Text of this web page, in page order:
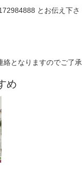
とお伝え下さ
絡となりますのでご了承
め